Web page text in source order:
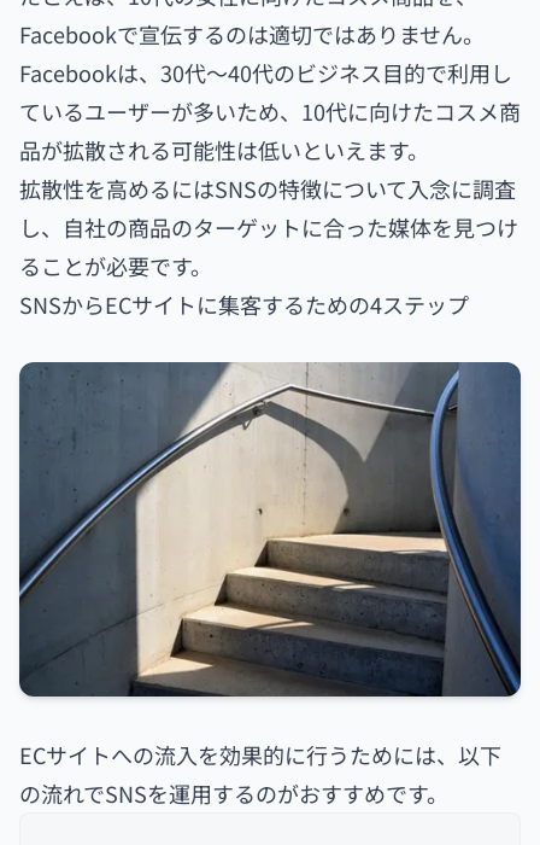
Facebookで宣伝するのは適切ではありません。
Facebookは、30代〜40代のビジネス目的で利用し
ているユーザーが多いため、10代に向けたコスメ商
品が拡散される可能性は低いといえます。
拡散性を高めるにはSNSの特徴について入念に調査
し、自社の商品のターゲットに合った媒体を見つけ
ることが必要です。
SNSからECサイトに集客するための4ステップ
ECサイトへの流入を効果的に行うためには、以下
の流れでSNSを運用するのがおすすめです。